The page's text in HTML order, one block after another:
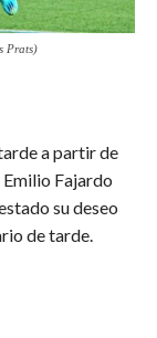
Prats)
a partir de
Fajardo
su deseo
de tarde.